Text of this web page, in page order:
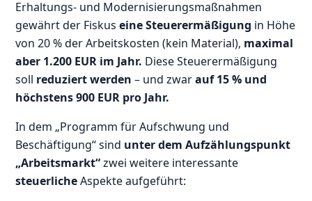
Erhaltungs- und Modernisierungsmaßnahmen
gewährt der Fiskuseine Steuerermäßigung in Höhe
von 20 % der Arbeitskosten (kein Material), maximal
aber 1.200 EUR im Jahr. Diese Steuerermäßigung
soll reduziert werden – und zwarauf 15 % und
höchstens 900 EUR pro Jahr.
In dem „Programm für Aufschwung und
Beschäftigung“ sind unter dem Aufzählungspunkt
„Arbeitsmarkt“zwei weitere interessante
steuerlicheAspekte aufgeführt: